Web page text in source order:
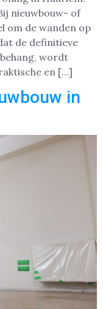
nieuwbouw- of
om de wanden op
de definitieve
wordt
en […]
in